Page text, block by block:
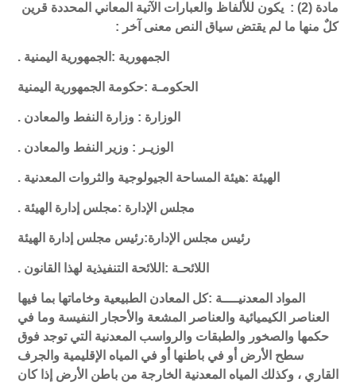
مادة (2) : يكون للألفاظ والعبارات الآتية المعاني المحددة قرين
كلٌ منها ما لم يقتض سياق النص معنى آخر :
الجمهورية :الجمهورية اليمنية .
الحكومـة :حكومة الجمهورية اليمنية
الوزارة : وزارة النفط والمعادن .
الوزيـر : وزير النفط والمعادن .
الهيئة :هيئة المساحة الجيولوجية والثروات المعدنية .
مجلس الإدارة :مجلس إدارة الهيئة .
رئيس مجلس الإدارة:رئيس مجلس إدارة الهيئة
اللائحـة :اللائحة التنفيذية لهذا القانون .
المواد المعدنيــــة :كل المعادن الطبيعية وخاماتها بما فيها
العناصر الكيميائية والعناصر المشعة والأحجار النفيسة وما في
حكمها والصخور والطبقات والرواسب المعدنية التي توجد فوق
سطح الأرض أو في باطنها أو في المياه الإقليمية والجرف
القاري ، وكذلك المياه المعدنية الخارجة من باطن الأرض إذا كان